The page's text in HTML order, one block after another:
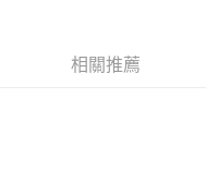
信託商業銀行
支付方式。 讓您購物簡單
相關推薦